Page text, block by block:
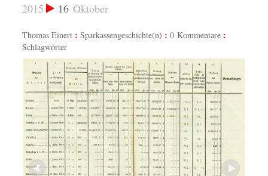
16 Oktober
2015
Thomas Einert Sparkassengeschichte(n)
0 Kommentare
Schlagwörter